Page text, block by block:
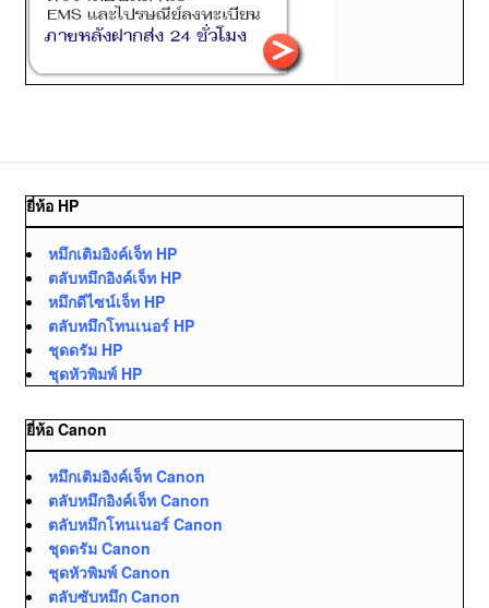
ยี่ห้อ HP
หมึกเติมอิงค์เจ็ท HP
ตลับหมึกอิงค์เจ็ท HP
หมึกดีไซน์เจ็ท HP
ตลับหมึกโทนเนอร์ HP
ชุดดรัม HP
ชุดหัวพิมพ์ HP
ยี่ห้อ Canon
หมึกเติมอิงค์เจ็ท Canon
ตลับหมึกอิงค์เจ็ท Canon
ตลับหมึกโทนเนอร์ Canon
ชุดดรัม Canon
ชุดหัวพิมพ์ Canon
ตลับซับหมึก Canon